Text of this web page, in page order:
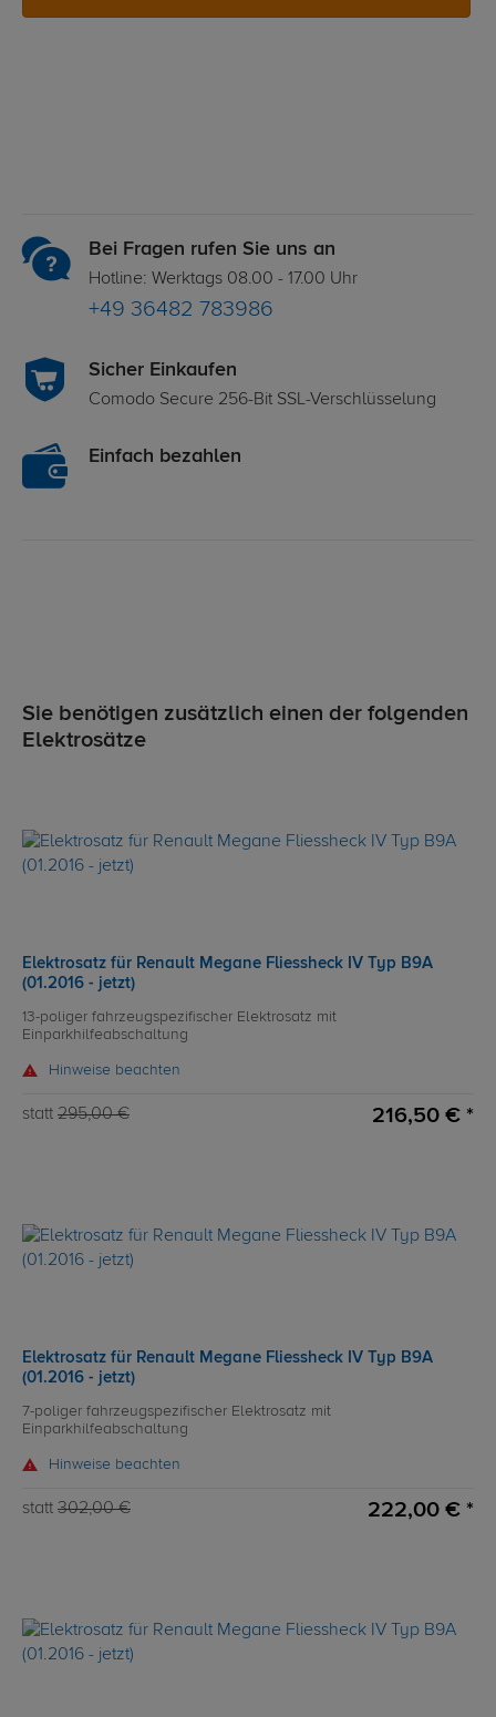
Bei Fragen rufen Sie uns an
Hotline: Werktags 08.00 - 17.00 Uhr
+49 36482 783986
Sicher Einkaufen
Comodo Secure 256-Bit SSL-Verschlüsselung
Einfach bezahlen
Sie benötigen zusätzlich einen der folgenden
Elektrosätze
Elektrosatz für Renault Megane Fliessheck IV Typ B9A
(01.2016 - jetzt)
13-poliger fahrzeugspezifischer Elektrosatz mit
Einparkhilfeabschaltung
Hinweise beachten
statt 295,00 € 216,50 € *
Elektrosatz für Renault Megane Fliessheck IV Typ B9A
(01.2016 - jetzt)
7-poliger fahrzeugspezifischer Elektrosatz mit
Einparkhilfeabschaltung
Hinweise beachten
statt 302,00 € 222,00 € *